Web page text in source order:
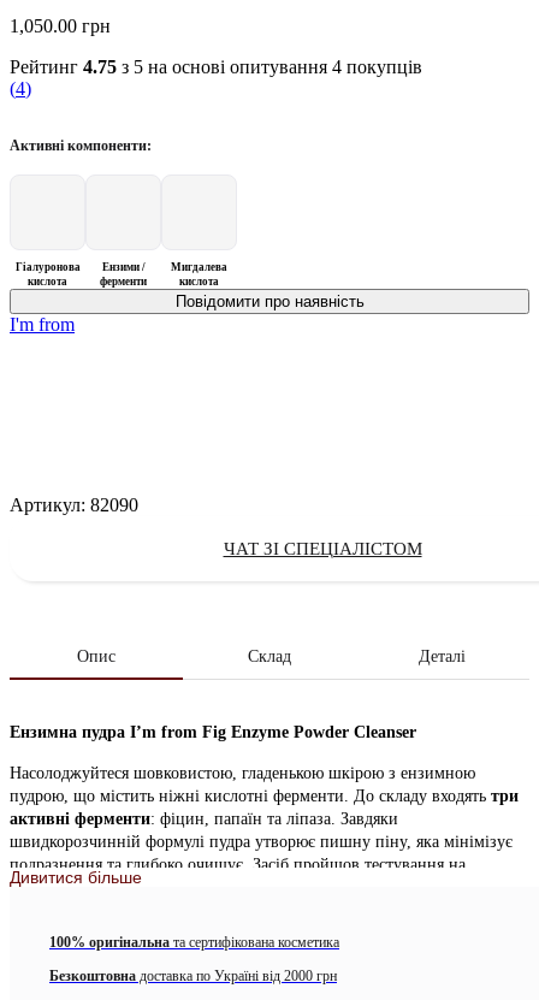
1,050.00 грн
Рейтинг 4.75 з 5 на основі опитування 4 покупців
(4)
Активні компоненти:
Гіалуронова
кислота
Ензими /
ферменти
Мигдалева
кислота
I'm from
Артикул: 82090
ЧАТ ЗІ СПЕЦІАЛІСТОМ
Опис Склад Деталі
Ензимна пудра I’m from Fig Enzyme Powder Cleanser
Насолоджуйтеся шовковистою, гладенькою шкірою з ензимною
пудрою, що містить ніжні кислотні ферменти. До складу входять три
активні ферменти: фіцин, папаїн та ліпаза. Завдяки
швидкорозчинній формулі пудра утворює пишну піну, яка мінімізує
подразнення та глибоко очищує. Засіб пройшов тестування на
чутливість шкіри, тому підходить навіть для дуже ніжної шкіри.
рослинному гліцерину та гіалуроновій кислоті.
Особливості I’m from Fig Enzyme Powder Cleanser:
Дивитися більше
100% оригінальна та сертифікована косметика
Безкоштовна доставка по Україні від 2000 грн